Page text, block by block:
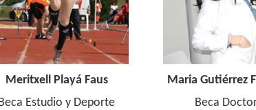
Faus
Maria Gutiérrez Fernández
Beca Doctorado